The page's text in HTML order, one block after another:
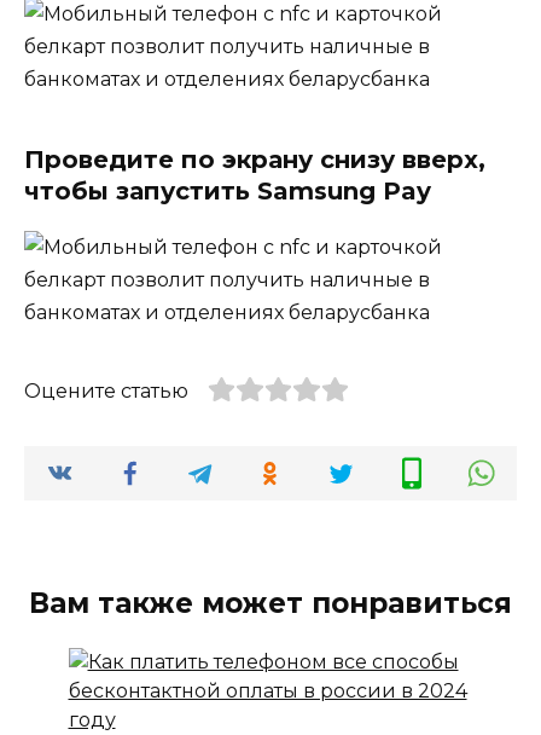
Проведите по экрану снизу вверх,
чтобы запустить Samsung Pay
Оцените статью
Вам также может понравиться